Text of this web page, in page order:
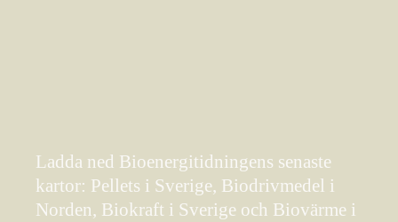
Ladda ned Bioenergitidningens senaste
kartor: Pellets i Sverige, Biodrivmedel i
Norden, Biokraft i Sverige och Biovärme i